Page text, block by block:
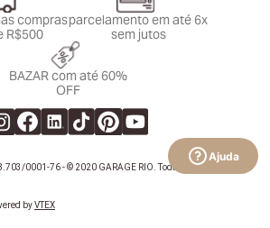
Ajuda
compras
R$500
parcelamento em até 6x
sem jutos
BAZAR com até 60%
OFF
0001-76 - © 2020 GARAGE RIO. Todos os direitos
byVTEX